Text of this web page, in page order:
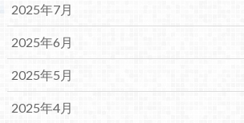
2025年7月
2025年6月
2025年5月
2025年4月